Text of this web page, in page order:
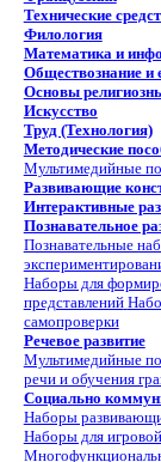
Технические
Филология
Математика и
Обществознание и
Основы
Искусство
Труд (Технология)
Методические
Мультимедийные
Развивающие
Интерактивные
Познавательное
Познавательные
Наборы для
представлений
самопроверки
Речевое развитие
Мультимедийные
речи и обучения
Социально
Наборы
Наборы для